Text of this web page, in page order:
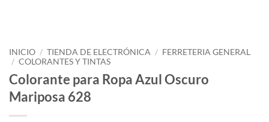
INICIO / TIENDA DE ELECTRÓNICA / FERRETERIA GENERAL
/ COLORANTES Y TINTAS
Colorante para Ropa Azul Oscuro
Mariposa 628